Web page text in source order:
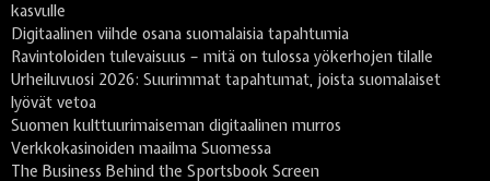
kasvulle
Digitaalinen viihde osana suomalaisia tapahtumia
Ravintoloiden tulevaisuus – mitä on tulossa yökerhojen tilalle
Urheiluvuosi 2026: Suurimmat tapahtumat, joista suomalaiset
lyövät vetoa
Suomen kulttuurimaiseman digitaalinen murros
Verkkokasinoiden maailma Suomessa
The Business Behind the Sportsbook Screen